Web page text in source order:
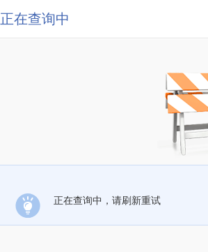
正在查询中
正在查询中，请刷新重试